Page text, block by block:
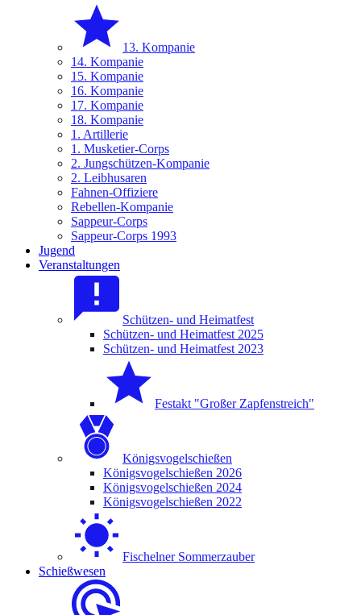
13. Kompanie
14. Kompanie
15. Kompanie
16. Kompanie
17. Kompanie
18. Kompanie
1. Artillerie
1. Musketier-Corps
2. Jungschützen-Kompanie
2. Leibhusaren
Fahnen-Offiziere
Rebellen-Kompanie
Sappeur-Corps
Sappeur-Corps 1993
Jugend
Veranstaltungen
Schützen- und Heimatfest
Schützen- und Heimatfest 2025
Schützen- und Heimatfest 2023
Festakt "Großer Zapfenstreich"
Königsvogelschießen
Königsvogelschießen 2026
Königsvogelschießen 2024
Königsvogelschießen 2022
Fischelner Sommerzauber
Schießwesen